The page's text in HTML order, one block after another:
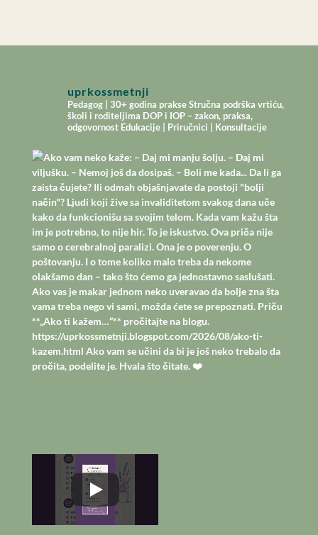
uprkossmetnji
Pedagog | 30+ godina prakseStručna podrška vrtiću,
školi i roditeljima DOP i IOP – zakon, praksa,
odgovornostEdukacije | Priručnici | Konsultacije